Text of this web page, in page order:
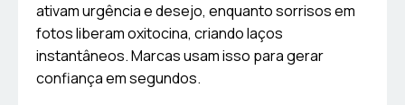
ativam urgência e desejo, enquanto sorrisos em
fotos liberam oxitocina, criando laços
instantâneos. Marcas usam isso para gerar
confiança em segundos.